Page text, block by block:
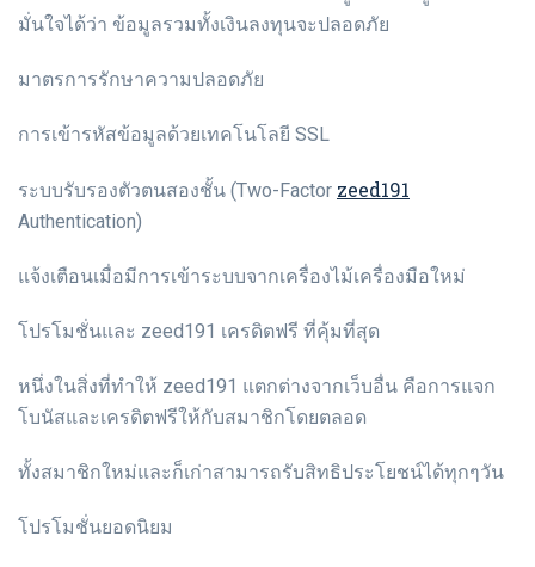
มั่นใจได้ว่า ข้อมูลรวมทั้งเงินลงทุนจะปลอดภัย
มาตรการรักษาความปลอดภัย
การเข้ารหัสข้อมูลด้วยเทคโนโลยี SSL
ระบบรับรองตัวตนสองชั้น (Two-Factor zeed191
Authentication)
แจ้งเตือนเมื่อมีการเข้าระบบจากเครื่องไม้เครื่องมือใหม่
โปรโมชั่นและ zeed191 เครดิตฟรี ที่คุ้มที่สุด
หนึ่งในสิ่งที่ทำให้ zeed191 แตกต่างจากเว็บอื่น คือการแจก
โบนัสและเครดิตฟรีให้กับสมาชิกโดยตลอด
ทั้งสมาชิกใหม่และก็เก่าสามารถรับสิทธิประโยชน์ได้ทุกๆวัน
โปรโมชั่นยอดนิยม